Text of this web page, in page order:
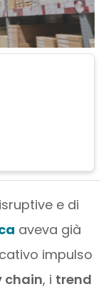
e di
aveva già
impulso
chain, i trend